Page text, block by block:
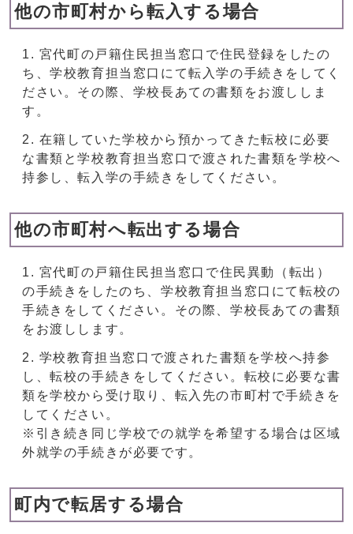
他の市町村から転入する場合
宮代町の戸籍住民担当窓口で住民登録をしたの
ち、学校教育担当窓口にて転入学の手続きをしてく
ださい。その際、学校長あての書類をお渡ししま
す。
在籍していた学校から預かってきた転校に必要
な書類と学校教育担当窓口で渡された書類を学校へ
持参し、転入学の手続きをしてください。
他の市町村へ転出する場合
宮代町の戸籍住民担当窓口で住民異動（転出）
の手続きをしたのち、学校教育担当窓口にて転校の
手続きをしてください。その際、学校長あての書類
をお渡しします。
学校教育担当窓口で渡された書類を学校へ持参
し、転校の手続きをしてください。転校に必要な書
類を学校から受け取り、転入先の市町村で手続きを
してください。
※引き続き同じ学校での就学を希望する場合は区域
外就学の手続きが必要です。
町内で転居する場合